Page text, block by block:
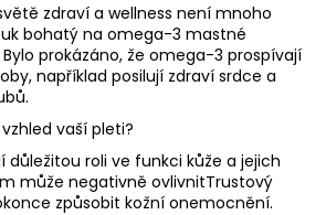
zdraví a wellness není mnoho
bohatý na omega-3 mastné
prokázáno, že omega-3 prospívají
například posilují zdraví srdce a
vaší pleti?
důležitou roli ve funkci kůže a jejich
může negativně ovlivnitTrustový
způsobit kožní onemocnění.